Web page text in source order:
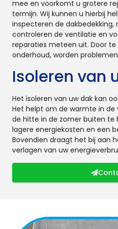
mee en voorkomt u grotere
termijn. Wij kunnen u hierbij
inspecteren de dakbedekking,
controleren de ventilatie en
reparaties meteen uit. Door
onderhoud, worden
Isoleren van
Het isoleren van uw dak kan
Het helpt om de warmte in
de hitte in de zomer buiten te
lagere energiekosten en een
Bovendien draagt het bij aan
verlagen van uw